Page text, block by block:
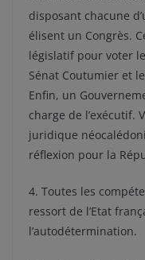
disposant chacune
élisent un Congrès.
législatif pour voter
Sénat Coutumier et
Enfin, un
charge de l’exécutif.
juridique
réflexion pour la
4. Toutes les
ressort de l’Etat
l’autodétermination.